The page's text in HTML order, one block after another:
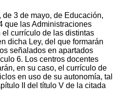
de 3 de mayo, de Educación,
que las Administraciones
currículo de las distintas
dicha Ley, del que formarán
señalados en apartados
6. Los centros docentes
en su caso, el currículo de
en uso de su autonomía, tal
II del título V de la citada